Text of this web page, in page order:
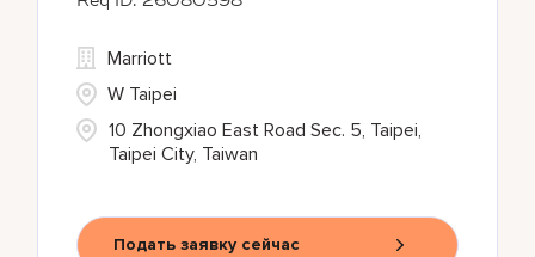
10 Zhongxiao East Road Sec. 5, Taipei,
Taipei City, Taiwan
Marriott
W Taipei
Подать заявку сейчас